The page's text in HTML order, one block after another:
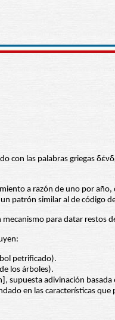
con las palabras griegas
a razón de uno por
patrón similar al de código
para datar restos
petrificado).
los árboles).
supuesta adivinación
en las características